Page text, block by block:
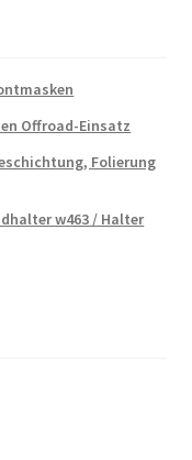
Offroad-Einsatz
Folierung
w463 / Halter